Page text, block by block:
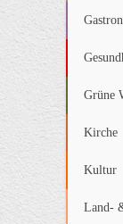
Grüne
Kirche
Kultur
Land-